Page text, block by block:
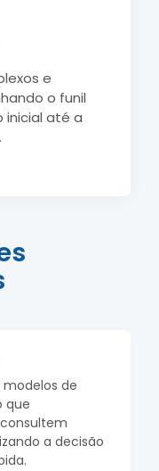
e
o funil
inicial até a
de
que
a decisão